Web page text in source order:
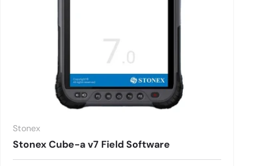
Stonex
Stonex Cube-a v7 Field Software